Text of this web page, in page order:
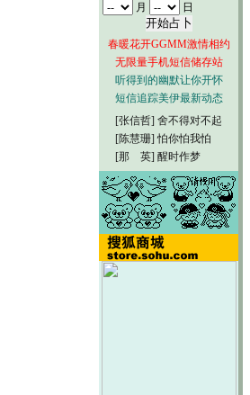
月
日
春暖花开GGMM激情相约
无限量手机短信储存站
听得到的幽默让你开怀
短信追踪美伊最新动态
[张信哲] 舍不得对不起
[陈慧珊] 怕你怕我怕
[那 英] 醒时作梦